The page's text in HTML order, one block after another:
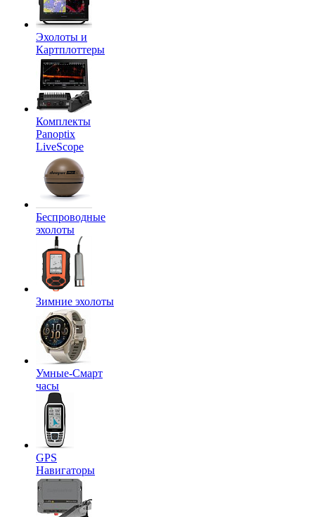
Эхолоты и
Картплоттеры
Комплекты
Panoptix
LiveScope
Беспроводные
эхолоты
Зимние эхолоты
Умные-Смарт
часы
GPS
Навигаторы